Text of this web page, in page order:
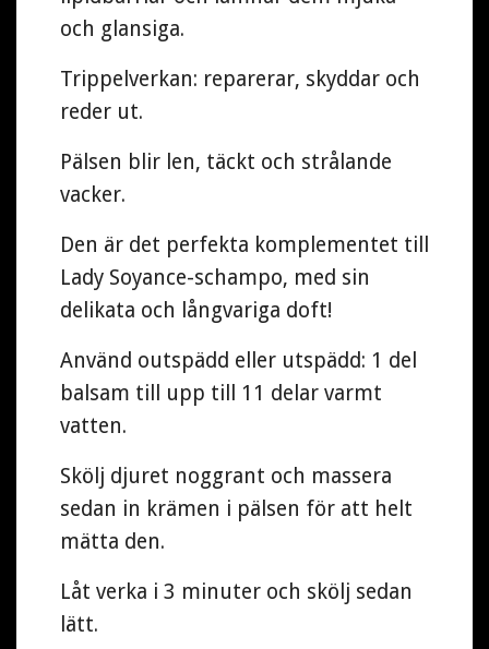
och glansiga.
Trippelverkan: reparerar, skyddar och
reder ut.
Pälsen blir len, täckt och strålande
vacker.
Den är det perfekta komplementet till
Lady Soyance-schampo, med sin
delikata och långvariga doft!
Använd outspädd eller utspädd: 1 del
balsam till upp till 11 delar varmt
vatten.
Skölj djuret noggrant och massera
sedan in krämen i pälsen för att helt
mätta den.
Låt verka i 3 minuter och skölj sedan
lätt.